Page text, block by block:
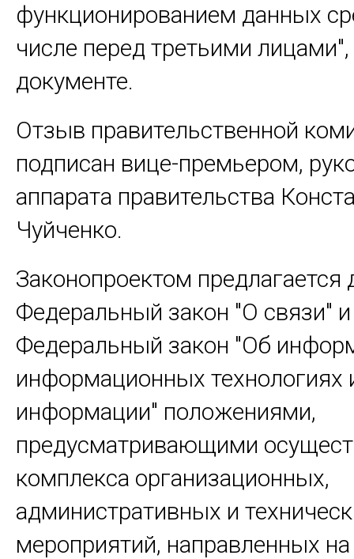
функционированием данных
числе перед третьими лицами",
документе.
Отзыв правительственной
подписан вице-премьером,
аппарата правительства
Чуйченко.
Законопроектом предлагается
Федеральный закон "О связи" и
Федеральный закон "Об
информационных технологиях
информации" положениями,
предусматривающими
комплекса организационных,
административных и
мероприятий, направленных